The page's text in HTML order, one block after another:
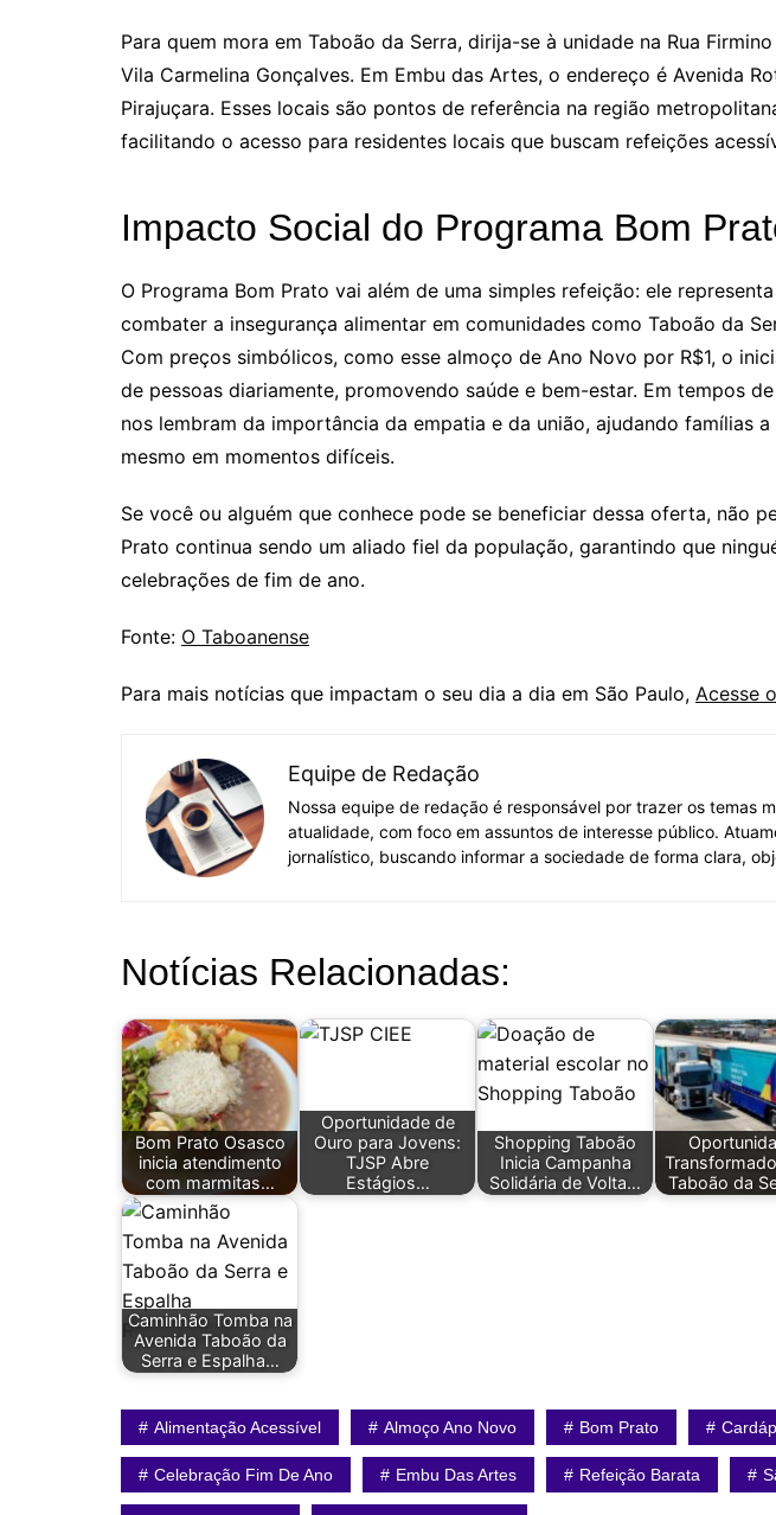
Para quem mora em Taboão da Serra, dirija-se à unidade na Rua
Vila Carmelina Gonçalves. Em Embu das Artes, o endereço é Avenida
Pirajuçara. Esses locais são pontos de referência na região
facilitando o acesso para residentes locais que buscam refeições
Impacto Social do Programa Bom
O Programa Bom Prato vai além de uma simples refeição: ele
combater a insegurança alimentar em comunidades como Taboão da
Com preços simbólicos, como esse almoço de Ano Novo por R$1, o
de pessoas diariamente, promovendo saúde e bem-estar. Em tempos
nos lembram da importância da empatia e da união, ajudando famílias
mesmo em momentos difíceis.
Se você ou alguém que conhece pode se beneficiar dessa oferta, não
Prato continua sendo um aliado fiel da população, garantindo que
celebrações de fim de ano.
Fonte: O Taboanense
Para mais notícias que impactam o seu dia a dia em São Paulo, Acesse
Equipe de Redação
Nossa equipe de redação é responsável por trazer os temas
atualidade, com foco em assuntos de interesse público.
jornalístico, buscando informar a sociedade de forma clara,
Notícias Relacionadas:
Bom Prato Osasco
inicia atendimento
com marmitas…
Oportunidade de
Ouro para Jovens:
TJSP Abre
Estágios…
Shopping Taboão
Inicia Campanha
Solidária de Volta…
Taboão da
Caminhão Tomba na
Avenida Taboão da
Serra e Espalha…
Alimentação Acessível Almoço Ano Novo Bom Prato
Celebração Fim De Ano Embu Das Artes Refeição Barata